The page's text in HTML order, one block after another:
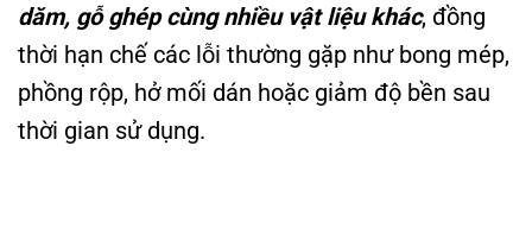
dăm, gỗ ghép cùng nhiều vật liệu khác, đồng
thời hạn chế các lỗi thường gặp như bong mép,
phồng rộp, hở mối dán hoặc giảm độ bền sau
thời gian sử dụng.